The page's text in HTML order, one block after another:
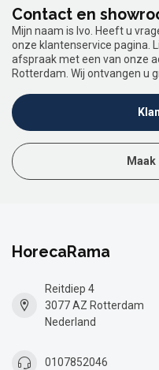
Contact en
Mijn naam is Ivo. Heeft u
onze klantenservice pagina.
afspraak met een van onze
Rotterdam. Wij ontvangen u
HorecaRama
Reitdiep 4
3077 AZ Rotterdam
Nederland
0107852046